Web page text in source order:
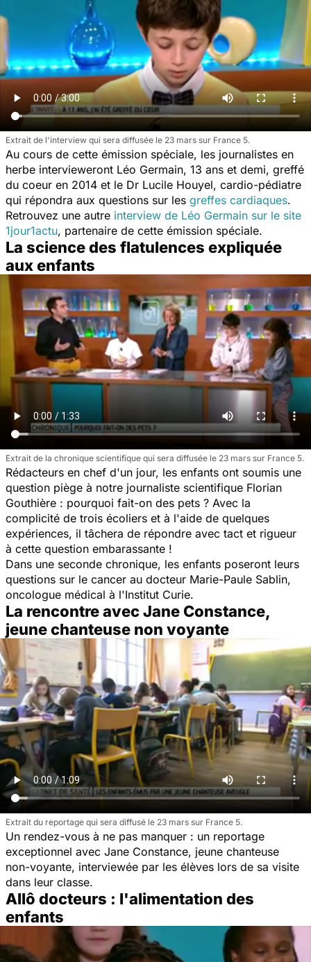
Extrait de l'interview qui sera diffusée le 23 mars sur France 5.
Au cours de cette émission spéciale, les journalistes en
herbe intervieweront Léo Germain, 13 ans et demi, greffé
du coeur en 2014 et le Dr Lucile Houyel, cardio-pédiatre
qui répondra aux questions sur les greffes cardiaques.
Retrouvez une autre interview de Léo Germain sur le site
1jour1actu, partenaire de cette émission spéciale.
La science des flatulences expliquée
aux enfants
Extrait de la chronique scientifique qui sera diffusée le 23 mars sur France 5.
Rédacteurs en chef d'un jour, les enfants ont soumis une
question piège à notre journaliste scientifique Florian
Gouthière : pourquoi fait-on des pets ? Avec la
complicité de trois écoliers et à l'aide de quelques
expériences, il tâchera de répondre avec tact et rigueur
à cette question embarassante !
Dans une seconde chronique, les enfants poseront leurs
questions sur le cancer au docteur Marie-Paule Sablin,
oncologue médical à l'Institut Curie.
La rencontre avec Jane Constance,
jeune chanteuse non voyante
Extrait du reportage qui sera diffusé le 23 mars sur France 5.
Un rendez-vous à ne pas manquer : un reportage
exceptionnel avec Jane Constance, jeune chanteuse
non-voyante, interviewée par les élèves lors de sa visite
dans leur classe.
Allô docteurs : l'alimentation des
enfants